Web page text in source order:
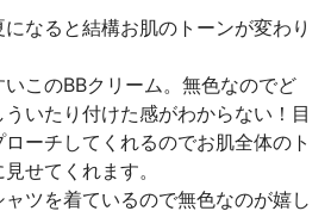
なると結構お肌のトーンが変わり
このBBクリーム。無色なのでど
いたり付けた感がわからない！目
ーチしてくれるのでお肌全体のト
せてくれます。
ツを着ているので無色なのが嬉し